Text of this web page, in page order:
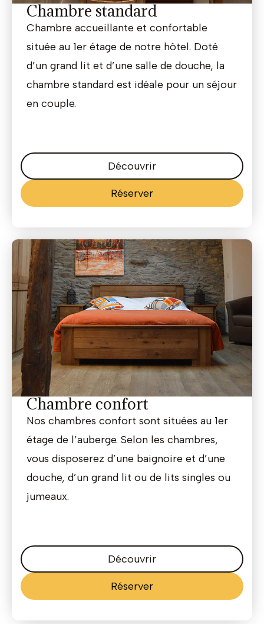
Chambre standard
Chambre accueillante et confortable
située au 1er étage de notre hôtel. Doté
d’un grand lit et d’une salle de douche, la
chambre standard est idéale pour un séjour
en couple.
Découvrir
Réserver
Chambre confort
Nos chambres confort sont situées au 1er
étage de l’auberge. Selon les chambres,
vous disposerez d’une baignoire et d’une
douche, d’un grand lit ou de lits singles ou
jumeaux.
Découvrir
Réserver